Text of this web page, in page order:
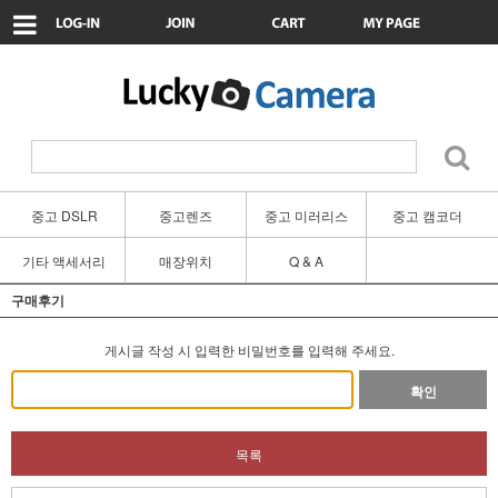
중고 DSLR 중고렌즈 중고 미러리스 중고 캠코더
기타 액세서리 매장위치 Q & A
구매후기
게시글 작성 시 입력한 비밀번호를 입력해 주세요.
확인
목록